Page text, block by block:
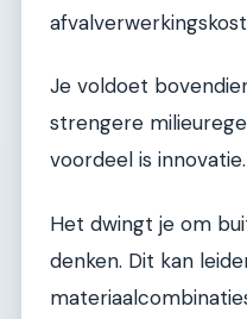
Je voldoet
strengere
voordeel is innovatie.
Het dwingt je om
denken. Dit kan